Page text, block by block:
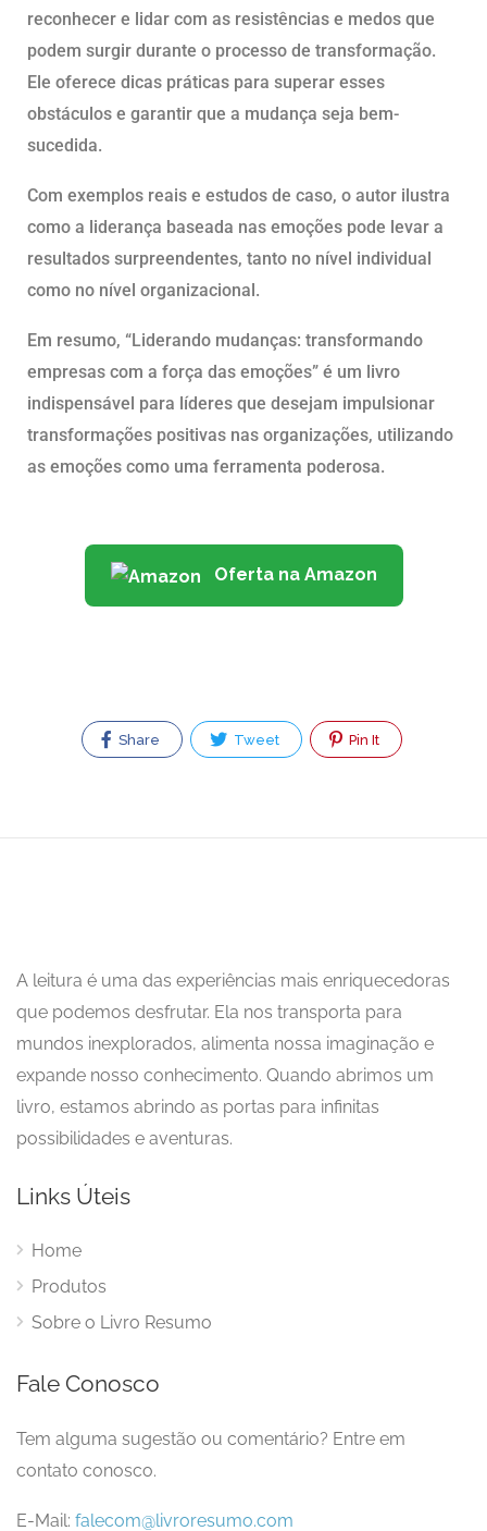
reconhecer e lidar com as resistências e medos que
podem surgir durante o processo de transformação.
Ele oferece dicas práticas para superar esses
obstáculos e garantir que a mudança seja bem-
sucedida.
Com exemplos reais e estudos de caso, o autor ilustra
como a liderança baseada nas emoções pode levar a
resultados surpreendentes, tanto no nível individual
como no nível organizacional.
Em resumo, “Liderando mudanças: transformando
empresas com a força das emoções” é um livro
indispensável para líderes que desejam impulsionar
transformações positivas nas organizações, utilizando
as emoções como uma ferramenta poderosa.
Oferta na Amazon
Share Tweet Pin It
A leitura é uma das experiências mais enriquecedoras
que podemos desfrutar. Ela nos transporta para
mundos inexplorados, alimenta nossa imaginação e
expande nosso conhecimento. Quando abrimos um
livro, estamos abrindo as portas para infinitas
possibilidades e aventuras.
Links Úteis
Home
Produtos
Sobre o Livro Resumo
Fale Conosco
Tem alguma sugestão ou comentário? Entre em
contato conosco.
E-Mail: falecom@livroresumo.com